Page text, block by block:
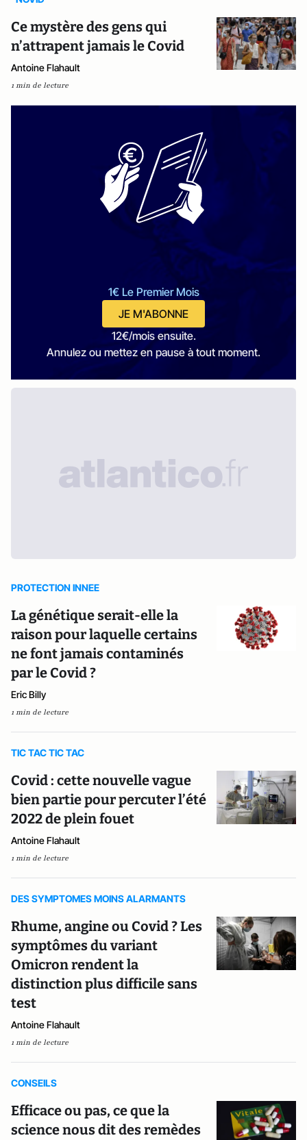
Ce mystère des gens qui
n’attrapent jamais le Covid
Antoine Flahault
1 min de lecture
1€ Le Premier Mois
JE M'ABONNE
12€/mois ensuite.
Annulez ou mettez en pause à tout moment.
PROTECTION INNEE
La génétique serait-elle la
raison pour laquelle certains
ne font jamais contaminés
par le Covid ?
Eric Billy
1 min de lecture
TIC TAC TIC TAC
Covid : cette nouvelle vague
bien partie pour percuter l’été
2022 de plein fouet
Antoine Flahault
1 min de lecture
DES SYMPTOMES MOINS ALARMANTS
Rhume, angine ou Covid ? Les
symptômes du variant
Omicron rendent la
distinction plus difficile sans
test
Antoine Flahault
1 min de lecture
CONSEILS
Efficace ou pas, ce que la
science nous dit des remèdes